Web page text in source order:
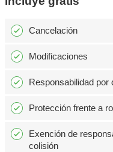
Cancelación
Modificaciones
Responsabilidad por
Protección frente a
Exención de
colisión